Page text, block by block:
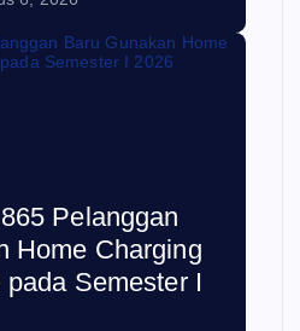
Pelanggan
Home Charging
Semester I